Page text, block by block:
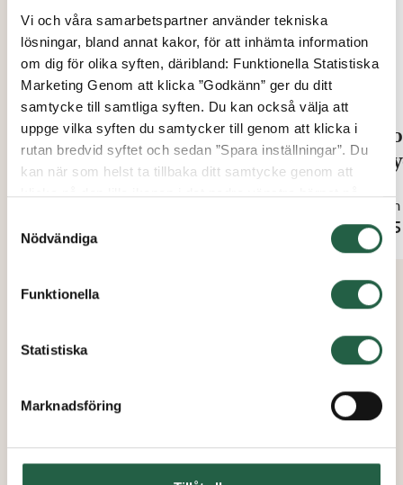
Vi och våra samarbetspartner använder tekniska
lösningar, bland annat kakor, för att inhämta information
om dig för olika syften, däribland: Funktionella Statistiska
Marketing Genom att klicka ”Godkänn” ger du ditt
samtycke till samtliga syften. Du kan också välja att
uppge vilka syften du samtycker till genom att klicka i
rutan bredvid syftet och sedan ”Spara inställningar”. Du
kan när som helst ta tillbaka ditt samtycke genom att
klicka på den lilla ikonen i det nedre vänstra hörnet på
använder kakor och andra tekniska lösningar och hur vi
Ta reda på mer om cookies Googles sekretesspolicy
Nödvändiga
Funktionella
Statistiska
Marknadsföring
Tropf-Blumat T-Koppling +
Stoppkoppling
Från